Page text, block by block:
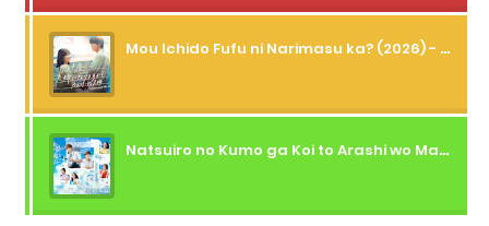
Mou Ichido Fufu ni Narimasu ka? (2026) - 01 Subtitle Indonesia
Natsuiro no Kumo ga Koi to Arashi wo Makiokosu (2026) - 01 Subtitle Indonesia